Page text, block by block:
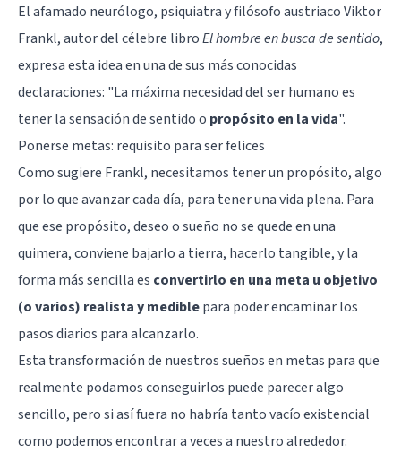
El afamado neurólogo, psiquiatra y filósofo austriaco Viktor
Frankl, autor del célebre libroEl hombre en busca de sentido,
expresa esta idea en una de sus más conocidas
declaraciones: "La máxima necesidad del ser humano es
tener la sensación de sentido o propósito en la vida".
Ponerse metas: requisito para ser felices
Como sugiere Frankl, necesitamos tener un propósito, algo
por lo que avanzar cada día, para tener una vida plena. Para
que ese propósito, deseo o sueño no se quede en una
quimera, conviene bajarlo a tierra, hacerlo tangible, y la
forma más sencilla es convertirlo en una meta u objetivo
(o varios) realista y mediblepara poder encaminar los
pasos diarios para alcanzarlo.
Esta transformación de nuestros sueños en metas para que
realmente podamos conseguirlos puede parecer algo
sencillo, pero si así fuera no habría tanto vacío existencial
como podemos encontrar a veces a nuestro alrededor.